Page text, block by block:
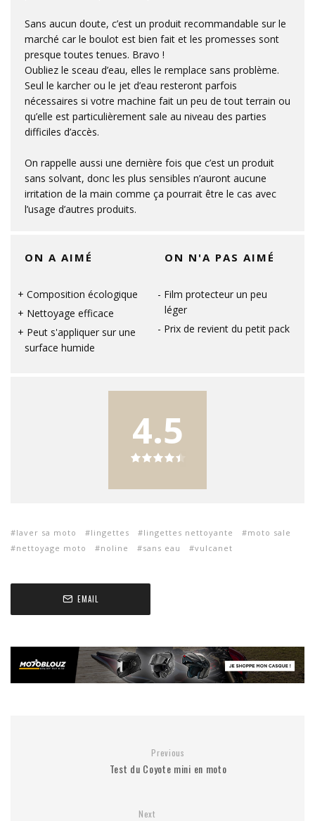
Sans aucun doute, c’est un produit recommandable sur le
marché car le boulot est bien fait et les promesses sont
presque toutes tenues. Bravo !
Oubliez le sceau d’eau, elles le remplace sans problème.
Seul le karcher ou le jet d’eau resteront parfois
nécessaires si votre machine fait un peu de tout terrain ou
qu’elle est particulièrement sale au niveau des parties
difficiles d’accès.
On rappelle aussi une dernière fois que c’est un produit
sans solvant, donc les plus sensibles n’auront aucune
irritation de la main comme ça pourrait être le cas avec
l’usage d’autres produits.
ON A AIMÉ
Composition écologique
Nettoyage efficace
Peut s'appliquer sur une
surface humide
ON N'A PAS AIMÉ
Film protecteur un peu
léger
Prix de revient du petit pack
4.5
laver sa moto lingettes lingettes nettoyante
moto sale
nettoyage moto
noline sans eau vulcanet
EMAIL
Previous
Test du Coyote mini en moto
Next